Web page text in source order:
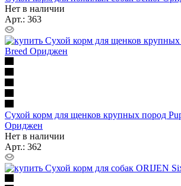
Нет в наличии
Арт.: 363
Сухой корм для щенков крупных пород
Ориджен
Нет в наличии
Арт.: 362